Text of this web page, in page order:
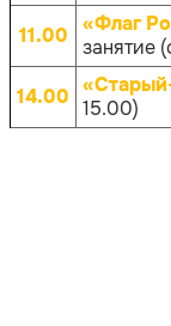
11.00
«Флаг
занятие
14.00 15.00)